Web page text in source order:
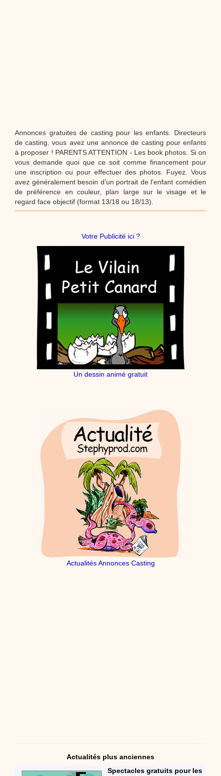
Proposer une vidéo
Vidéos Stéphyprod:chanson J'vais l'dire à Greta
ChansonsChanson pour la planète
Proposer une vidéo
Dessins animés traditionnels
Noël, des contes de Noël, profitez de 21 minutes de
productions de Noël sans interruption de pub. un petit
moment de tranquillité pour votre enfant ou pour les
parents !!! De la première note de musique au dernier
coup de crayon, une production 100/100 stéphyprod.
Proposer une vidéo
Annonces gratuites de casting pour les enfants. Directeurs
de casting, vous avez une annonce de casting pour enfants
à proposer ! PARENTS ATTENTION - Les book photos. Si on
vous demande quoi que ce soit comme financement pour
une inscription ou pour effectuer des photos. Fuyez. Vous
avez généralement besoin d’un portrait de l'enfant comédien
de préférence en couleur, plan large sur le visage et le
regard face objectif (format 13/18 ou 18/13).
Votre Publicité ici ?
Un dessin animé gratuit
Actualités Annonces Casting
Actualités plus anciennes
Spectacles gratuits pour les